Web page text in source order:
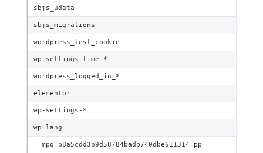
sbjs_udata
sbjs_migrations
wordpress_test_cookie
wp-settings-time-*
wordpress_logged_in_*
elementor
wp-settings-*
wp_lang
__mpq_b8a5cdd3b9d58784badb740dbe611314_pp